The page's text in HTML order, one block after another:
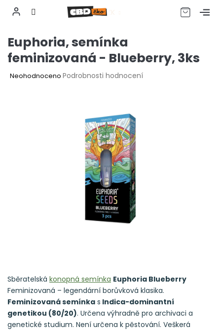
obsah
CZK
Euphoria, semínka
feminizovaná - Blueberry, 3ks
Průměrné
Neohodnoceno Podrobnosti hodnocení
Sběratelská konopná semínka Euphoria Blueberry
Feminizovaná – legendární borůvková klasika.
Feminizovaná semínka s Indica-dominantní
genetikou (80/20). Určena výhradně pro archivaci a
genetické studium. Není určena k pěstování. Veškerá